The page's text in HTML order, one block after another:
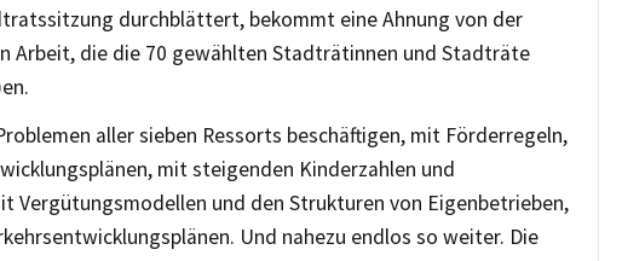
durchblättert, bekommt eine Ahnung von der
Arbeit, die die 70 gewählten Stadträtinnen und Stadträte
aller sieben Ressorts beschäftigen, mit Förderregeln,
mit steigenden Kinderzahlen und
Vergütungsmodellen und den Strukturen von Eigenbetrieben,
Und nahezu endlos so weiter. Die